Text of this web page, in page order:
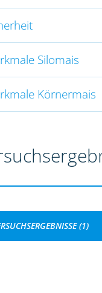
Silomais
Körnermais
(1)